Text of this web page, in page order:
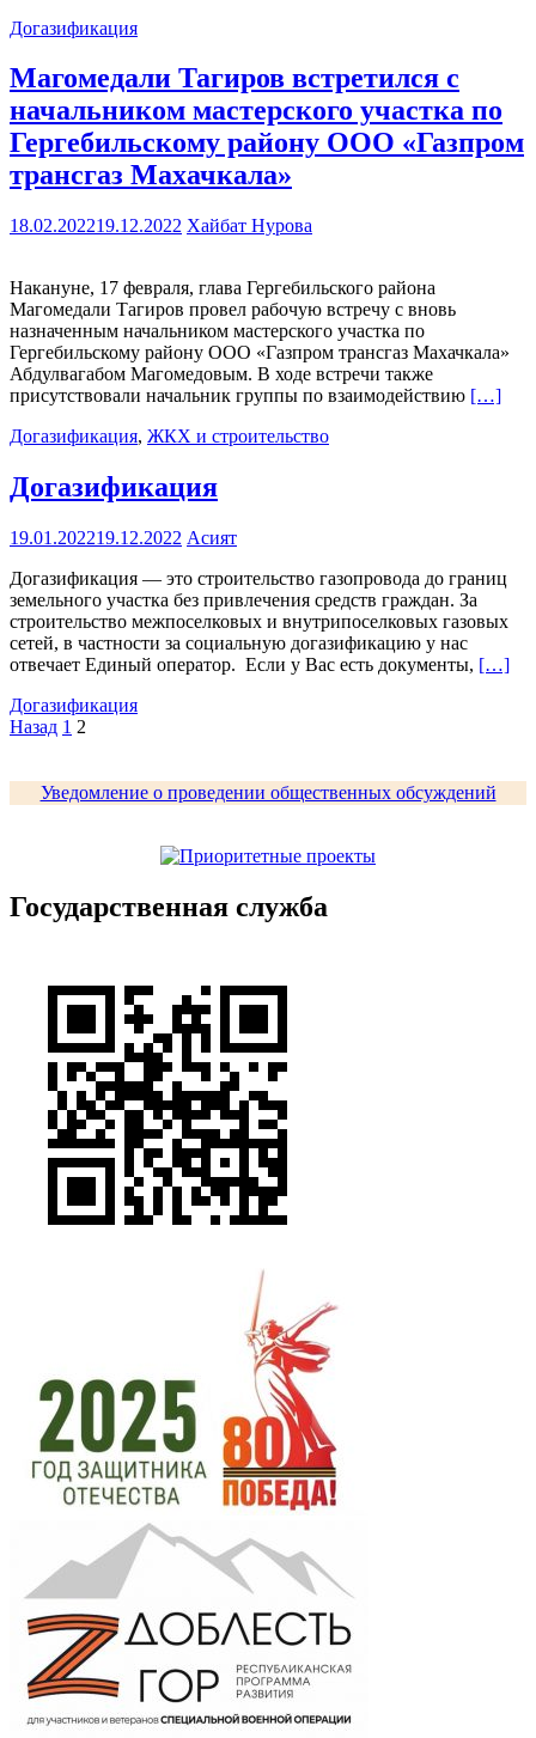
Догазификация
Магомедали Тагиров встретился с
начальником мастерского участка по
Гергебильскому району ООО «Газпром
трансгаз Махачкала»
18.02.202219.12.2022 Хайбат Нурова
Накануне, 17 февраля, глава Гергебильского района
Магомедали Тагиров провел рабочую встречу с вновь
назначенным начальником мастерского участка по
Гергебильскому району ООО «Газпром трансгаз Махачкала»
Абдулвагабом Магомедовым. В ходе встречи также
присутствовали начальник группы по взаимодействию […]
Догазификация, ЖКХ и строительство
Догазификация
19.01.202219.12.2022 Асият
Догазификация — это строительство газопровода до границ
земельного участка без привлечения средств граждан. За
строительство межпоселковых и внутрипоселковых газовых
сетей, в частности за социальную догазификацию у нас
отвечает Единый оператор. Если у Вас есть документы, […]
Догазификация
Пагинация
Назад 1 2
Уведомление о проведении общественных обсуждений
Государственная служба